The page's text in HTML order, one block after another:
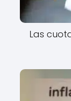
Las